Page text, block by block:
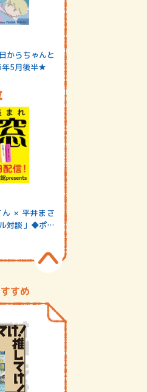
からちゃんと
5月後半★
ん × 平井まさ
対談」◆ポッ
すめ